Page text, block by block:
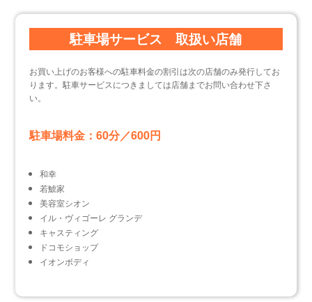
駐車場サービス 取扱い店舗
お買い上げのお客様への駐車料金の割引は次の店舗のみ発行してお
ります。駐車サービスにつきましては店舗までお問い合わせ下さ
い。
駐車場料金：60分／600円
和幸
若鯱家
美容室シオン
イル・ヴィゴーレ グランデ
キャスティング
ドコモショップ
イオンボディ